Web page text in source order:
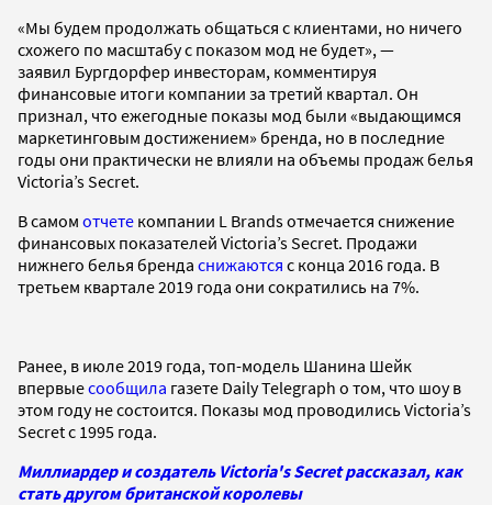
«Мы будем продолжать общаться с клиентами, но ничего
схожего по масштабу с показом мод не будет», —
заявил Бургдорфер инвесторам, комментируя
финансовые итоги компании за третий квартал. Он
признал, что ежегодные показы мод были «выдающимся
маркетинговым достижением» бренда, но в последние
годы они практически не влияли на объемы продаж белья
Victoriaʼs Secret.
В самом отчете компании L Brands отмечается снижение
финансовых показателей Victoria’s Secret. Продажи
нижнего белья бренда снижаются с конца 2016 года. В
третьем квартале 2019 года они сократились на 7%.
Ранее, в июле 2019 года, топ-модель Шанина Шейк
впервыесообщила газете Daily Telegraph о том, что шоу в
этом году не состоится. Показы мод проводились Victoriaʼs
Secret с 1995 года.
Миллиардер и создатель Victoria's Secret рассказал, как
стать другом британской королевы